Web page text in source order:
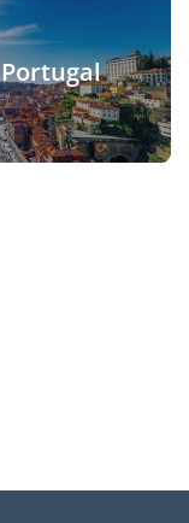
Portugal